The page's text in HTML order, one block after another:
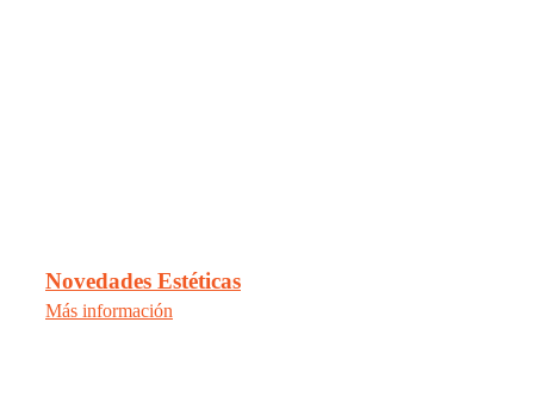
Novedades Estéticas
Más información